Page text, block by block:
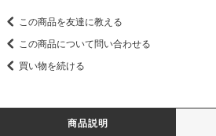
この商品を友達に教える
この商品について問い合わせる
買い物を続ける
商品説明